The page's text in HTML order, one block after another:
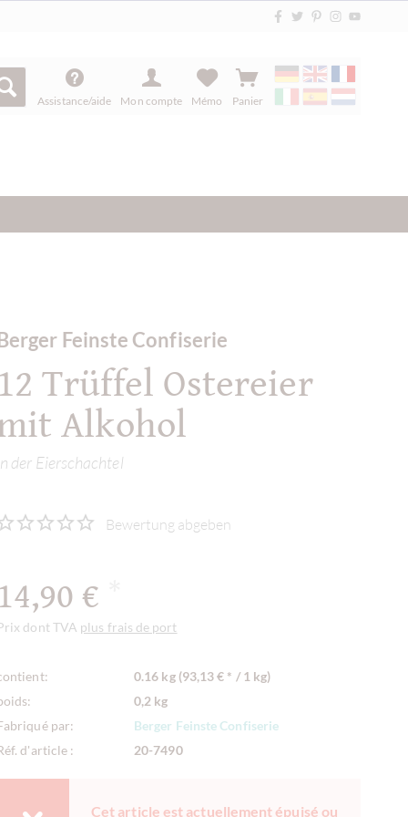
Assistance/aide Mon compte Mémo Panier
Feinste Confiserie
Trüffel Ostereier
Alkohol
der Eierschachtel
Bewertung abgeben
€
dont TVA plus frais de port
0.16 kg (93,13 € * / 1 kg)
0,2 kg
par:
Berger Feinste Confiserie
d'article :
20-7490
Cet article est actuellement épuisé ou